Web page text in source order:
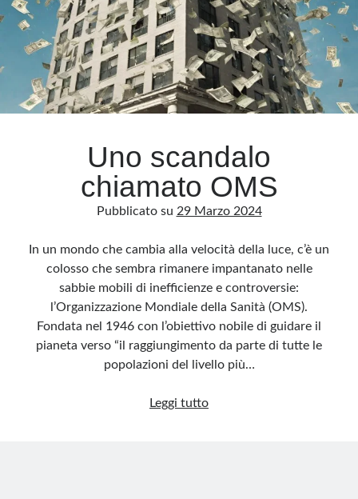
Uno scandalo
chiamato OMS
Pubblicato su 29 Marzo 2024
In un mondo che cambia alla velocità della luce, c’è un
colosso che sembra rimanere impantanato nelle
sabbie mobili di inefficienze e controversie:
l’Organizzazione Mondiale della Sanità (OMS).
Fondata nel 1946 con l’obiettivo nobile di guidare il
pianeta verso “il raggiungimento da parte di tutte le
popolazioni del livello più…
Leggi tuttoUno